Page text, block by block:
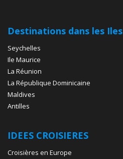
Destinations dans les Iles
Seychelles
Ile Maurice
La Réunion
La République Dominicaine
Maldives
Antilles
IDEES CROISIERES
Croisières en Europe